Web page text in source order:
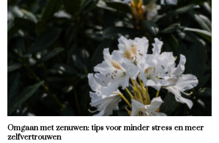
Omgaan met zenuwen: tips voor minder stress en meer
zelfvertrouwen